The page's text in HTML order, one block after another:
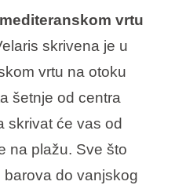
vrtu
skrivena je u
vrtu na otoku
šetnje od centra
skrivat će vas od
na plažu. Sve što
barova do vanjskog